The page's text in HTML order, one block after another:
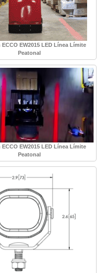
EW2015 LED Línea Límite
Peatonal
EW2015 LED Línea Límite
Peatonal